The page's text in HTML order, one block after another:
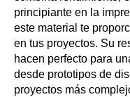
principiante en la
este material te
en tus proyectos. Su
hacen perfecto para
desde prototipos de
proyectos más